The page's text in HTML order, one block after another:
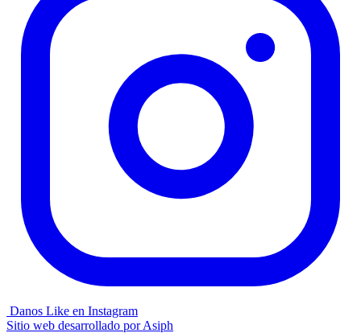
Danos Like en Instagram
Sitio web desarrollado porAsiph